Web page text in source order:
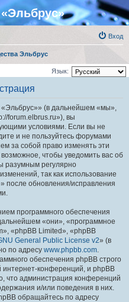
Вход
Эльбрус
Язык:
(в дальнейшем «мы»,
forum.elbrus.ru»), вы
условиями. Если вы не
и не пользуйтесь форумами
за собой право изменять эти
чтобы уведомить вас об
разумным регулярно
так как использование
обновления/исправления
программного обеспечения
«они», «программное
«phpBB Limited», «phpBB
General Public License v2» (в
по адресу www.phpbb.com.
обеспечения phpBB строго
интернет-конференций, и phpBB
что администрация конференций
и/или поведения в них.
обращайтесь по адресу